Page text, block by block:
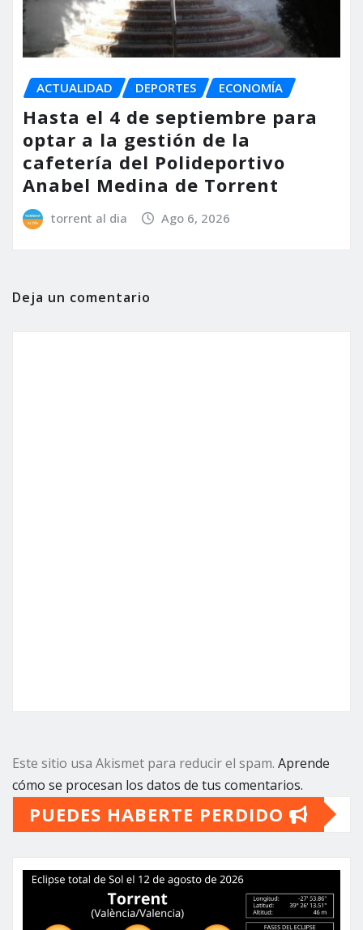
ACTUALIDAD DEPORTES ECONOMÍA
Hasta el 4 de septiembre para
optar a la gestión de la
cafetería del Polideportivo
Anabel Medina de Torrent
torrent al dia Ago 6, 2026
Deja un comentario
Este sitio usa Akismet para reducir el spam. Aprende
cómo se procesan los datos de tus comentarios.
PUEDES HABERTE PERDIDO